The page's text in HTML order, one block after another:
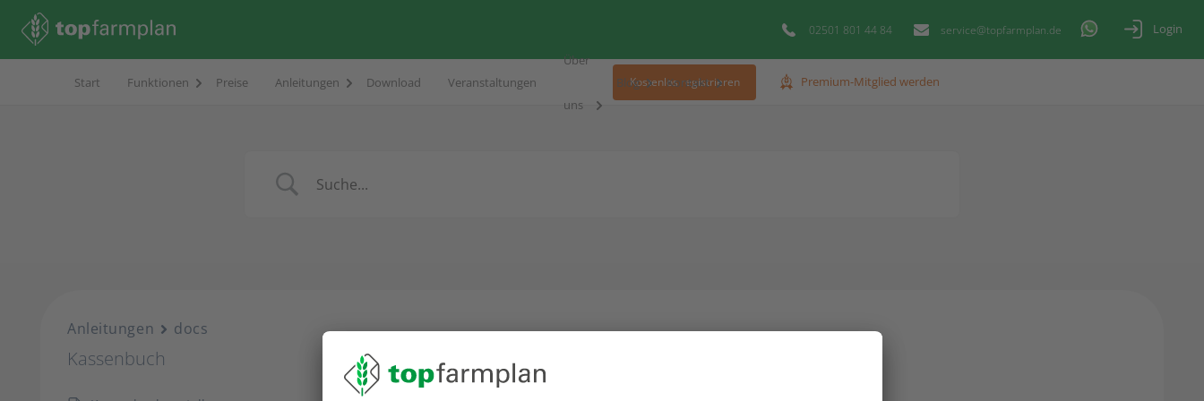
02501 801 44 84 service@topfarmplan.de Login
Start Funktionen Preise Anleitungen Download Veranstaltungen
Über
uns
Blog Kontakt
Kostenlos registrieren Premium-Mitglied werden
Anleitungen docs
Kassenbuch